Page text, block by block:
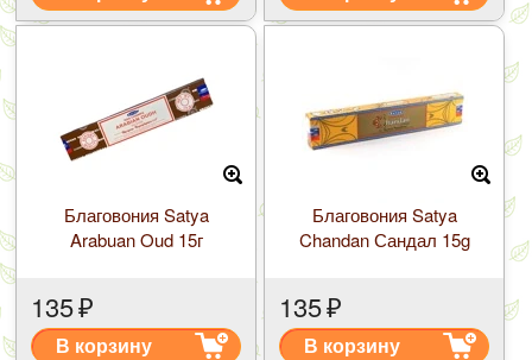
Благовония Satya
Arabuan Oud 15г
135₽
В корзину
Благовония Satya
Chandan Сандал 15g
135₽
В корзину